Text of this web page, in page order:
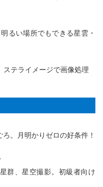
るい場所でもできる星雲・
テライメージで画像処理
。月明かりゼロの好条件！
群、星空撮影。初級者向け